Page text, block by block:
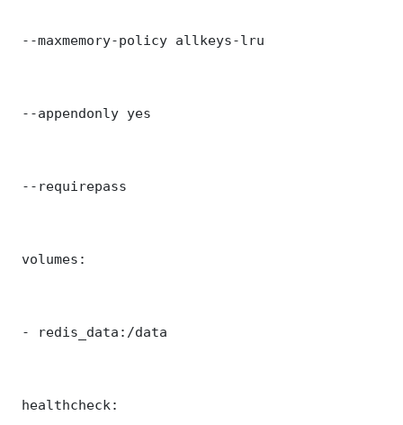
--maxmemory-policy allkeys-lru
--appendonly yes
--requirepass
volumes:
- redis_data:/data
healthcheck: